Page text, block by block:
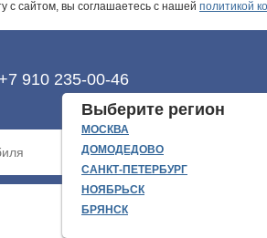
с сайтом, вы соглашаетесь с нашей политикой
+7 910 235-00-46
Выберите регион
МОСКВА
ДОМОДЕДОВО
САНКТ-ПЕТЕРБУРГ
НОЯБРЬСК
БРЯНСК